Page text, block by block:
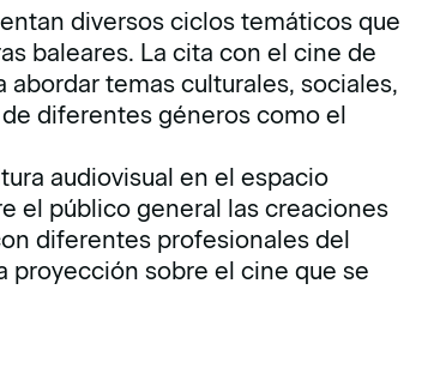
diversos ciclos temáticos que
baleares. La cita con el cine de
abordar temas culturales, sociales,
diferentes géneros como el
audiovisual en el espacio
el público general las creaciones
diferentes profesionales del
proyección sobre el cine que se